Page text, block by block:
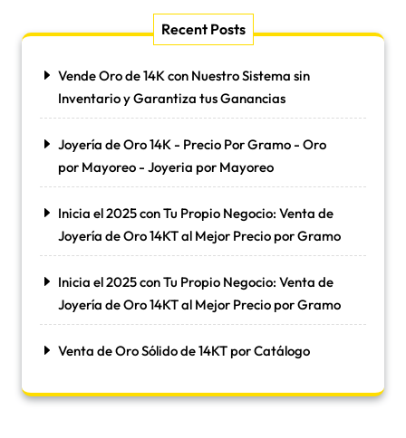
Recent Posts
Vende Oro de 14K con Nuestro Sistema sin
Inventario y Garantiza tus Ganancias
Joyería de Oro 14K - Precio Por Gramo - Oro
por Mayoreo - Joyeria por Mayoreo
Inicia el 2025 con Tu Propio Negocio: Venta de
Joyería de Oro 14KT al Mejor Precio por Gramo
Inicia el 2025 con Tu Propio Negocio: Venta de
Joyería de Oro 14KT al Mejor Precio por Gramo
Venta de Oro Sólido de 14KT por Catálogo